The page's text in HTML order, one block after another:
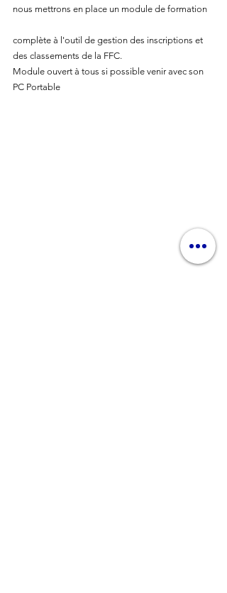
nous mettrons en place un module de formation
complète à l'outil de gestion des inscriptions et
des classements de la FFC.
Module ouvert à tous si possible venir avec son
PC Portable